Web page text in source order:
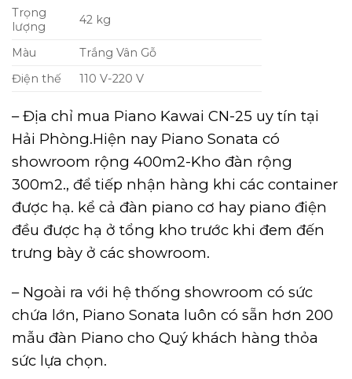
Trọng
lượng
42 kg
Màu
Trắng Vân Gỗ
Điện thế
110 V-220 V
– Địa chỉ mua Piano Kawai CN-25 uy tín tại
Hải Phòng.Hiện nay Piano Sonata có
showroom rộng 400m2-Kho đàn rộng
300m2., để tiếp nhận hàng khi các container
được hạ. kể cả đàn piano cơ hay piano điện
đều được hạ ở tổng kho trước khi đem đến
trưng bày ở các showroom.
– Ngoài ra với hệ thống showroom có sức
chứa lớn, Piano Sonata luôn có sẵn hơn 200
mẫu đàn Piano cho Quý khách hàng thỏa
sức lựa chọn.